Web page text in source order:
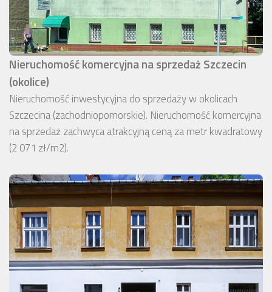
Nieruchomość komercyjna na sprzedaż Szczecin
(okolice)
Nieruchomość inwestycyjna do sprzedaży w okolicach
Szczecina (zachodniopomorskie). Nieruchomość komercyjna
na sprzedaż zachwyca atrakcyjną ceną za metr kwadratowy
(2 071 zł/m2).